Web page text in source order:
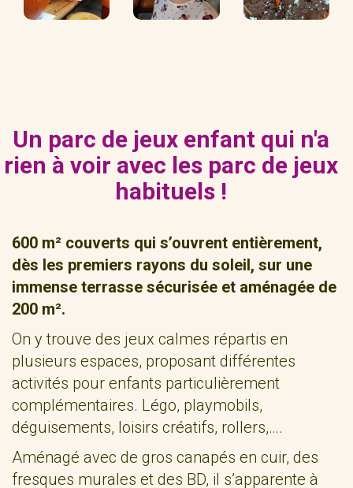
Un parc de jeux enfant qui n'a
rien à voir avec les parc de jeux
habituels !
600 m² couverts qui s’ouvrent entièrement,
dès les premiers rayons du soleil, sur une
immense terrasse sécurisée et aménagée de
200 m².
On y trouve des jeux calmes répartis en
plusieurs espaces, proposant différentes
activités pour enfants particulièrement
complémentaires. Légo, playmobils,
déguisements, loisirs créatifs, rollers,….
Aménagé avec de gros canapés en cuir, des
fresques murales et des BD, il s’apparente à